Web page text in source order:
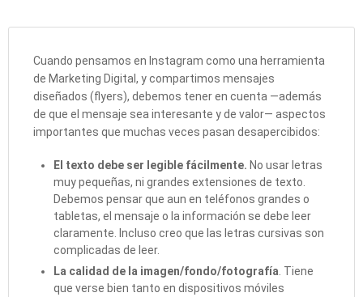
Cuando pensamos en Instagram como una herramienta
de Marketing Digital, y compartimos mensajes
diseñados (flyers), debemos tener en cuenta —además
de que el mensaje sea interesante y de valor— aspectos
importantes que muchas veces pasan desapercibidos:
El texto debe ser legible fácilmente. No usar letras
muy pequeñas, ni grandes extensiones de texto.
Debemos pensar que aun en teléfonos grandes o
tabletas, el mensaje o la información se debe leer
claramente. Incluso creo que las letras cursivas son
complicadas de leer.
La calidad de la imagen/fondo/fotografía . Tiene
que verse bien tanto en dispositivos móviles